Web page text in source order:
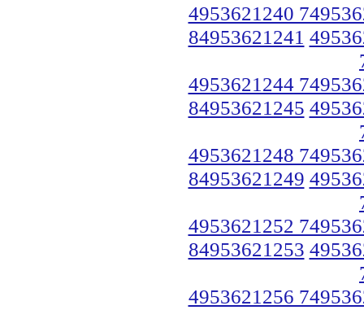
4953621240
84953621241
4953621244
84953621245
4953621248
84953621249
4953621252
84953621253
4953621256